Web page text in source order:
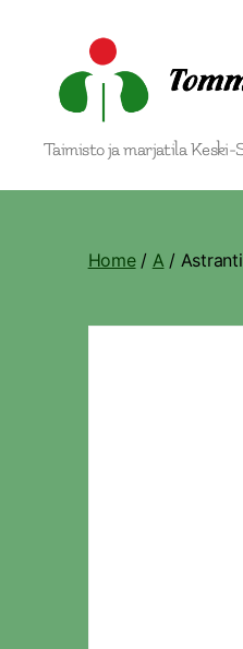
Tommolan
Tila
Taimisto ja marjatila Keski-
Home/ A /